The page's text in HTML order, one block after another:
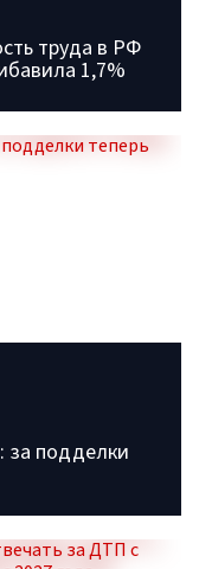
труда в РФ
1,7%
за подделки